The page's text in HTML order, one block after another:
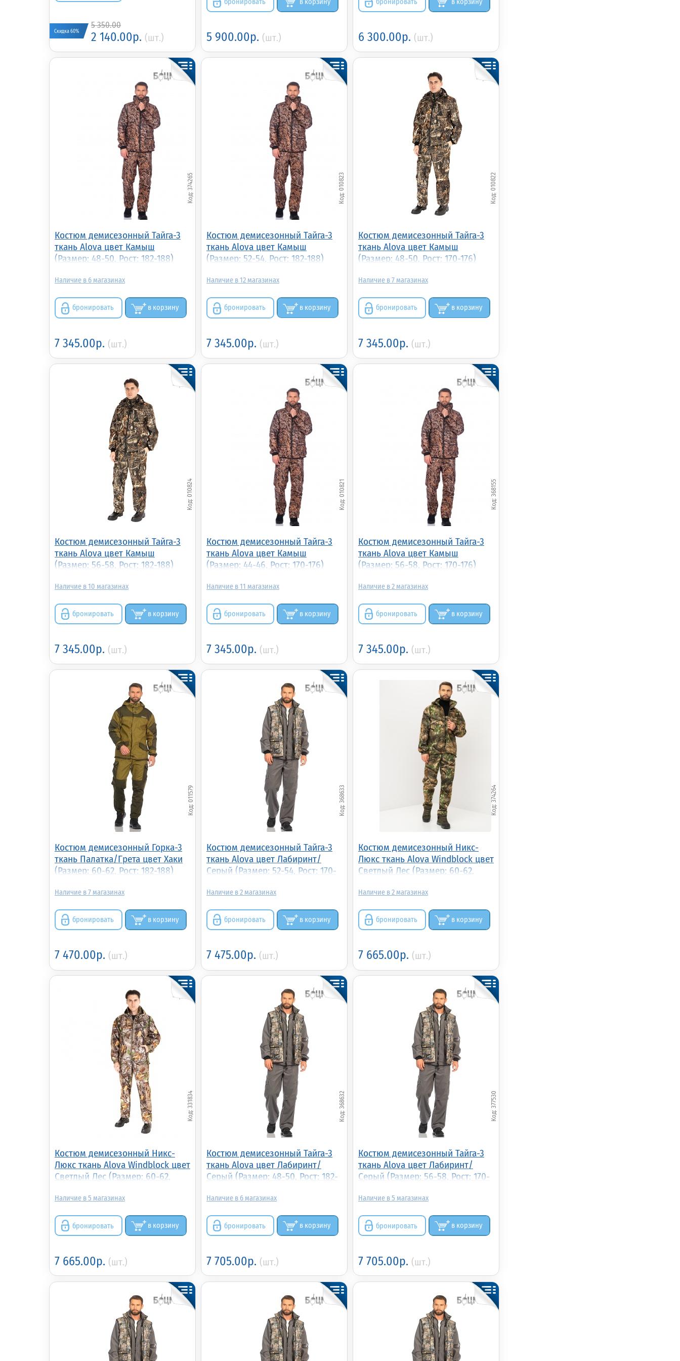
Скидка 60%
5 350.00
2 140.00р. (шт.)
бронировать в корзину
5 900.00р. (шт.)
бронировать в корзину
6 300.00р. (шт.)
Костюм демисезонный Тайга-3
ткань Alova цвет Камыш
(Размер: 48-50, Рост: 182-188)
374265
6
бронировать в корзину
7 345.00р. (шт.)
Костюм демисезонный Тайга-3
ткань Alova цвет Камыш
(Размер: 52-54, Рост: 182-188)
010823
12
бронировать в корзину
7 345.00р. (шт.)
Костюм демисезонный Тайга-3
ткань Alova цвет Камыш
(Размер: 48-50, Рост: 170-176)
010822
7
бронировать в корзину
7 345.00р. (шт.)
Костюм демисезонный Тайга-3
ткань Alova цвет Камыш
(Размер: 56-58, Рост: 182-188)
010824
10
бронировать в корзину
7 345.00р. (шт.)
Костюм демисезонный Тайга-3
ткань Alova цвет Камыш
(Размер: 44-46, Рост: 170-176)
010821
11
бронировать в корзину
7 345.00р. (шт.)
Костюм демисезонный Тайга-3
ткань Alova цвет Камыш
(Размер: 56-58, Рост: 170-176)
368155
2
бронировать в корзину
7 345.00р. (шт.)
Костюм демисезонный Горка-3
ткань Палатка/Грета цвет Хаки
(Размер: 60-62, Рост: 182-188)
011579
7
бронировать в корзину
7 470.00р. (шт.)
Костюм демисезонный Тайга-3
ткань Alova цвет Лабиринт/
Серый (Размер: 52-54, Рост: 170-
368633
2
бронировать в корзину
7 475.00р. (шт.)
Костюм демисезонный Никс-
Люкс ткань Alova Windblock цвет
Светлый Лес (Размер: 60-62,
374264
2
бронировать в корзину
7 665.00р. (шт.)
Костюм демисезонный Никс-
Люкс ткань Alova Windblock цвет
Светлый Лес (Размер: 60-62,
331834
5
бронировать в корзину
7 665.00р. (шт.)
Костюм демисезонный Тайга-3
ткань Alova цвет Лабиринт/
Серый (Размер: 48-50, Рост: 182-
368632
6
бронировать в корзину
7 705.00р. (шт.)
Костюм демисезонный Тайга-3
ткань Alova цвет Лабиринт/
Серый (Размер: 56-58, Рост: 170-
377530
5
бронировать в корзину
7 705.00р. (шт.)